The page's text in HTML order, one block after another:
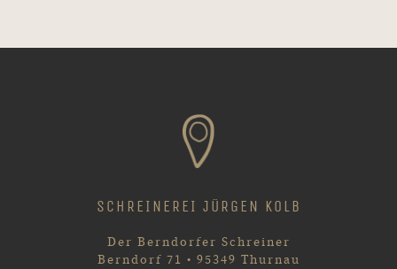
SCHREINEREI JÜRGEN KOLB
Der Berndorfer Schreiner
Berndorf 71 • 95349 Thurnau